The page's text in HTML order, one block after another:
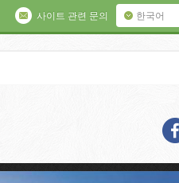
한국어
사이트 관련 문의